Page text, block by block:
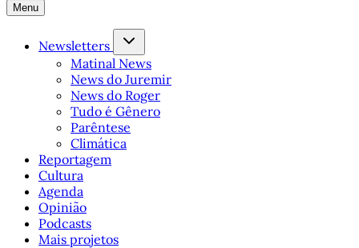
Menu
Newsletters
Matinal News
News do Juremir
News do Roger
Tudo é Gênero
Parêntese
Climática
Reportagem
Cultura
Agenda
Opinião
Podcasts
Mais projetos